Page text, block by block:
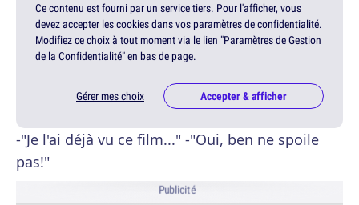
Ce contenu est fourni par un service tiers. Pour l'afficher, vous
devez accepter les cookies dans vos paramètres de confidentialité.
Modifiez ce choix à tout moment via le lien "Paramètres de Gestion
de la Confidentialité" en bas de page.
Gérer mes choix Accepter & afficher
-"Je l'ai déjà vu ce film..." -"Oui, ben ne spoile
pas!"
Publicité